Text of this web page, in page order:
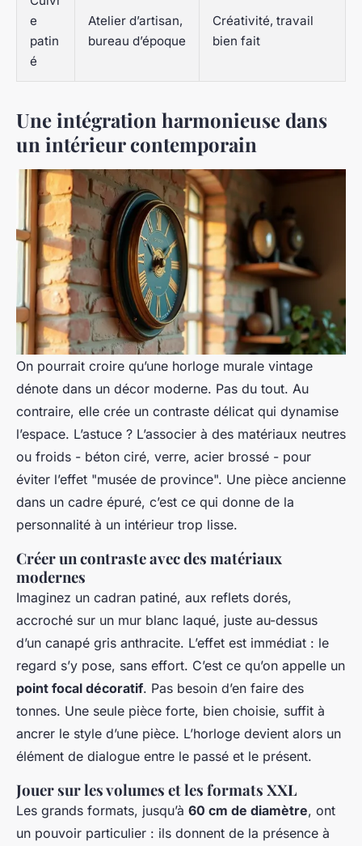
e
patin
é
Atelier d’artisan,
bureau d’époque
Créativité, travail
bien fait
Une intégration harmonieuse dans
un intérieur contemporain
On pourrait croire qu’une horloge murale vintage
dénote dans un décor moderne. Pas du tout. Au
contraire, elle crée un contraste délicat qui dynamise
l’espace. L’astuce ? L’associer à des matériaux neutres
ou froids - béton ciré, verre, acier brossé - pour
éviter l’effet "musée de province". Une pièce ancienne
dans un cadre épuré, c’est ce qui donne de la
personnalité à un intérieur trop lisse.
Créer un contraste avec des matériaux
modernes
Imaginez un cadran patiné, aux reflets dorés,
accroché sur un mur blanc laqué, juste au-dessus
d’un canapé gris anthracite. L’effet est immédiat : le
regard s’y pose, sans effort. C’est ce qu’on appelle un
point focal décoratif. Pas besoin d’en faire des
tonnes. Une seule pièce forte, bien choisie, suffit à
ancrer le style d’une pièce. L’horloge devient alors un
élément de dialogue entre le passé et le présent.
Jouer sur les volumes et les formats XXL
Les grands formats, jusqu’à 60 cm de diamètre, ont
un pouvoir particulier : ils donnent de la présence à